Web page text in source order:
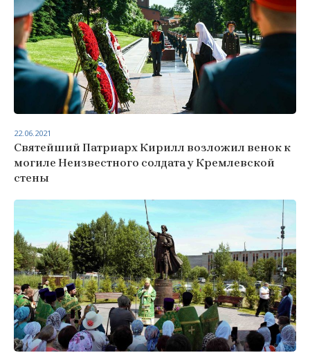
Святейший Патриарх Кирилл возложил венок к
могиле Неизвестного солдата у Кремлевской
стены
22.06.2021